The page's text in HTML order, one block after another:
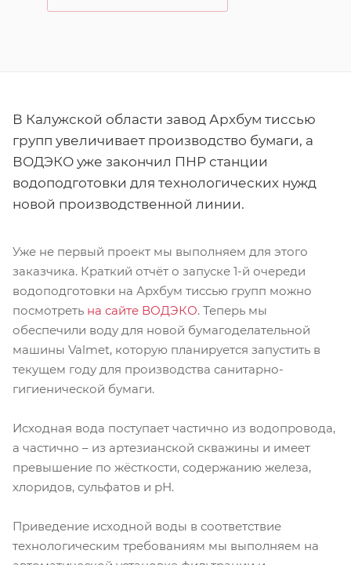
В Калужской области завод Архбум тиссью
групп увеличивает производство бумаги, а
ВОДЭКО уже закончил ПНР станции
водоподготовки для технологических нужд
новой производственной линии.
Уже не первый проект мы выполняем для этого
заказчика. Краткий отчёт о запуске 1-й очереди
водоподготовки на Архбум тиссью групп можно
посмотреть на сайте ВОДЭКО. Теперь мы
обеспечили воду для новой бумагоделательной
машины Valmet, которую планируется запустить в
текущем году для производства санитарно-
гигиенической бумаги.
Исходная вода поступает частично из водопровода,
а частично – из артезианской скважины и имеет
превышение по жёсткости, содержанию железа,
хлоридов, сульфатов и рН.
Приведение исходной воды в соответствие
технологическим требованиям мы выполняем на